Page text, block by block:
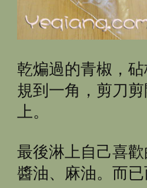
乾煸過的青椒，
規到一角，剪刀
上。
最後淋上自己喜
醬油、麻油。而已